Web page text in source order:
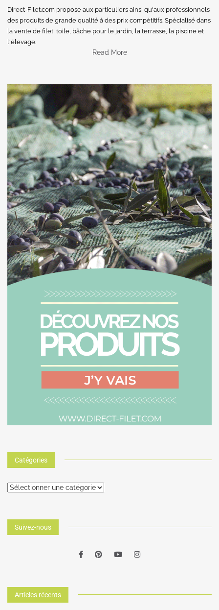
Direct-Filet.com propose aux particuliers ainsi qu'aux professionnels
des produits de grande qualité à des prix compétitifs. Spécialisé dans
la vente de filet, toile, bâche pour le jardin, la terrasse, la piscine et
l'élevage.
Read More
Catégories
Suivez-nous
Articles récents